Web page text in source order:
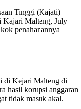
Tinggi (Kajati)
Kajari Malteng, July
penahanannya
di Kejari Malteng di
hasil korupsi anggaran
tidak masuk akal.